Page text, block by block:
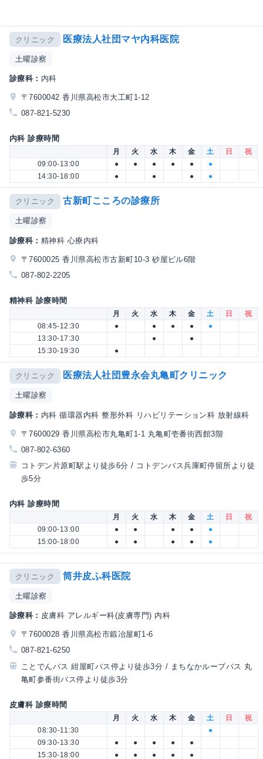
クリニック 医療法人社団マヤ内科医院
土曜診察
診療科： 内科
〒7600042 香川県高松市大工町1-12
087-821-5230
内科 診療時間
月 火 水 木 金 土 日
祝
09:00-13:00
● ● ● ● ●
●
14:30-18:00
● ● ● ●
クリニック 古新町こころの診療所
土曜診察
診療科： 精神科 心療内科
〒7600025 香川県高松市古新町10-3 砂屋ビル6階
087-802-2205
精神科 診療時間
月 火 水 木 金 土 日
祝
08:45-12:30
● ● ● ●
●
13:30-17:30
●
●
15:30-19:30
●
クリニック 医療法人社団豊永会丸亀町クリニック
土曜診察
診療科： 内科 循環器内科 整形外科 リハビリテーション科 放射線科
〒7600029 香川県高松市丸亀町1-1 丸亀町壱番街西館3階
087-802-6360
コトデン片原町駅より徒歩6分 / コトデンバス兵庫町停留所より徒
歩5分
内科 診療時間
月 火 水 木 金 土 日
祝
09:00-13:00
● ● ● ●
●
15:00-18:00
● ● ● ● ●
クリニック 筒井皮ふ科医院
土曜診察
診療科： 皮膚科 アレルギー科(皮膚専門) 内科
〒7600028 香川県高松市鍛冶屋町1-6
087-821-6250
ことでんバス 紺屋町バス停より徒歩3分 / まちなかループバス 丸
亀町参番街バス停より徒歩3分
皮膚科 診療時間
月 火 水 木 金 土 日
祝
08:30-11:30
●
09:30-13:30
● ● ● ●
●
15:30-18:00
● ● ● ● ●